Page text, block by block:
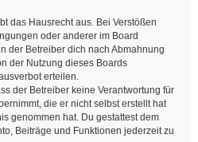
das Hausrecht aus. Bei Verstößen
oder anderer im Board
der Betreiber dich nach Abmahnung
der Nutzung dieses Boards
erteilen.
der Betreiber keine Verantwortung für
die er nicht selbst erstellt hat
genommen hat. Du gestattest dem
Beiträge und Funktionen jederzeit zu